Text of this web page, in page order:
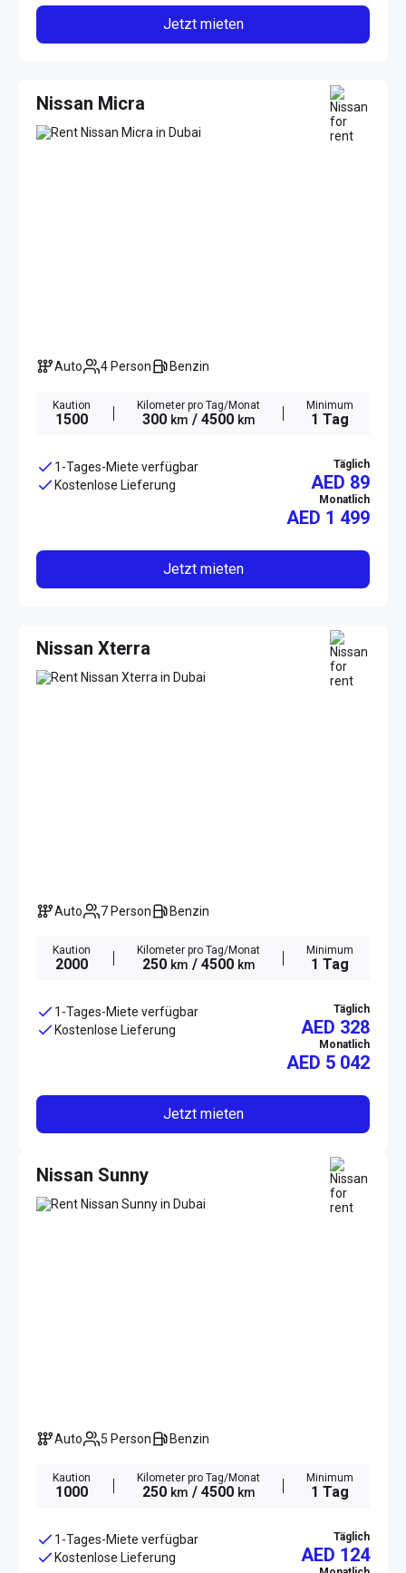
Jetzt mieten
Nissan Micra
Auto 4 Person Benzin
Kaution
1500
Kilometer pro Tag/Monat
300 km / 4500 km
Minimum
1 Tag
1-Tages-Miete verfügbar
Kostenlose Lieferung
Täglich
AED 89
Monatlich
AED 1 499
Jetzt mieten
Nissan Xterra
Auto 7 Person Benzin
Kaution
2000
Kilometer pro Tag/Monat
250 km / 4500 km
Minimum
1 Tag
1-Tages-Miete verfügbar
Kostenlose Lieferung
Täglich
AED 328
Monatlich
AED 5 042
Jetzt mieten
Nissan Sunny
Auto 5 Person Benzin
Kaution
1000
Kilometer pro Tag/Monat
250 km / 4500 km
Minimum
1 Tag
1-Tages-Miete verfügbar
Kostenlose Lieferung
Täglich
AED 124